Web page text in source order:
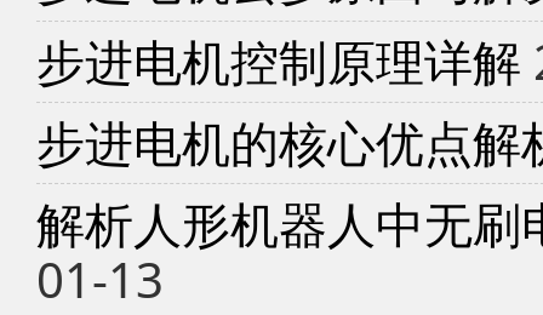
步进电机控制原理详解
步进电机的核心优点解
解析人形机器人中无
01-13